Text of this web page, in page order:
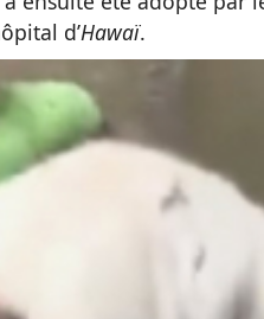
d’Hawaï.